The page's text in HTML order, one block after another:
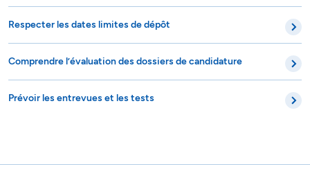
Respecter les dates limites de dépôt
Comprendre l’évaluation des dossiers de candidature
Prévoir les entrevues et les tests